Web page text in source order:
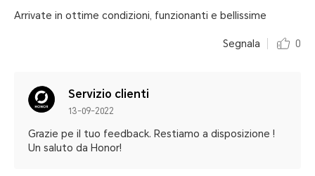
Arrivate in ottime condizioni, funzionanti e bellissime
Segnala 0
Servizio clienti
13-09-2022
Grazie pe il tuo feedback. Restiamo a disposizione !
Un saluto da Honor!